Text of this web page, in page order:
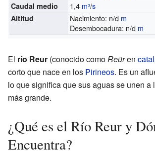
Caudal medio 1,4 m³/s
Altitud Nacimiento: n/d m
Desembocadura: n/d m
El río Reur (conocido comoReüren
corto que nace en los Pirineos. Es un
lo que significa que sus aguas se unen a
más grande.
¿Qué es el Río Reur y
Encuentra?